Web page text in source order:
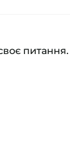
питання.